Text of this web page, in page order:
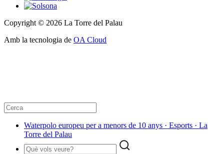
Copyright © 2026 La Torre del Palau
Amb la tecnologia de OA Cloud
Waterpolo europeu per a menors de 10 anys · Esports · La
Torre del Palau